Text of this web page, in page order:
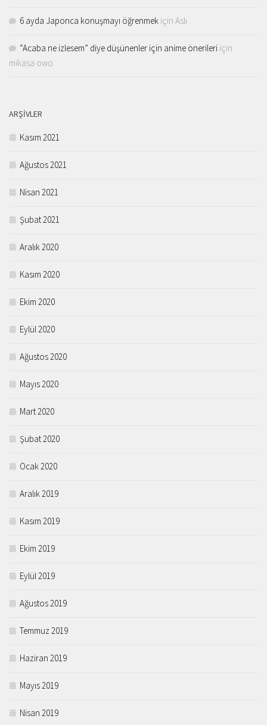
6 ayda Japonca konuşmayı öğrenmek için Aslı
“Acaba ne izlesem” diye düşünenler için anime önerileri için
mikasa owo
ARŞIVLER
Kasım 2021
Ağustos 2021
Nisan 2021
Şubat 2021
Aralık 2020
Kasım 2020
Ekim 2020
Eylül 2020
Ağustos 2020
Mayıs 2020
Mart 2020
Şubat 2020
Ocak 2020
Aralık 2019
Kasım 2019
Ekim 2019
Eylül 2019
Ağustos 2019
Temmuz 2019
Haziran 2019
Mayıs 2019
Nisan 2019